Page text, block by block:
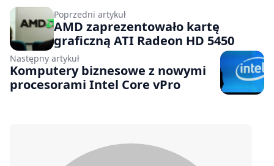
Poprzedni artykuł
AMD zaprezentowało kartę
graficzną ATI Radeon HD 5450
Następny artykuł
Komputery biznesowe z nowymi
procesorami Intel Core vPro